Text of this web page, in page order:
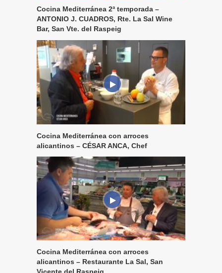
Cocina Mediterránea 2ª temporada –
ANTONIO J. CUADROS, Rte. La Sal Wine
Bar, San Vte. del Raspeig
Cocina Mediterránea con arroces
alicantinos – CÉSAR ANCA, Chef
Cocina Mediterránea con arroces
alicantinos – Restaurante La Sal, San